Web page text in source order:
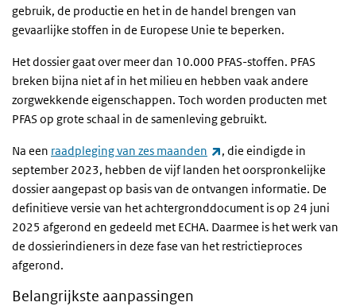
gebruik, de productie en het in de handel brengen van
gevaarlijke stoffen in de Europese Unie te beperken.
Het dossier gaat over meer dan 10.000 PFAS-stoffen. PFAS
breken bijna niet af in het milieu en hebben vaak andere
zorgwekkende eigenschappen. Toch worden producten met
PFAS op grote schaal in de samenleving gebruikt.
Na een raadpleging van zes maanden (externe link)
, die eindigde in
september 2023, hebben de vijf landen het oorspronkelijke
dossier aangepast op basis van de ontvangen informatie. De
definitieve versie van het achtergronddocument is op 24 juni
2025 afgerond en gedeeld met ECHA. Daarmee is het werk van
de dossierindieners in deze fase van het restrictieproces
afgerond.
Belangrijkste aanpassingen